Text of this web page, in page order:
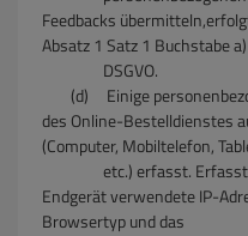
Feedbacks
Absatz 1 Satz 1 Buchstabe a)
DSGVO.
(d) Einige
des Online-Bestelldienstes
(Computer, Mobiltelefon,
etc.) erfasst. Erfasst
Endgerät verwendete IP-
Browsertyp und das